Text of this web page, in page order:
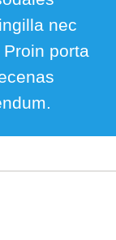
nec
porta